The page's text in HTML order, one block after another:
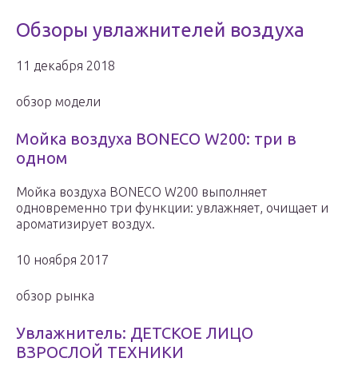
Обзоры увлажнителей воздуха
11 декабря 2018
обзор модели
Мойка воздуха BONECO W200: три в
одном
Мойка воздуха BONECO W200 выполняет
одновременно три функции: увлажняет, очищает и
ароматизирует воздух.
10 ноября 2017
обзор рынка
Увлажнитель: ДЕТСКОЕ ЛИЦО
ВЗРОСЛОЙ ТЕХНИКИ